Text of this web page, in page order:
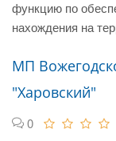
функцию по
нахождения на
МП
"Харовский"
0